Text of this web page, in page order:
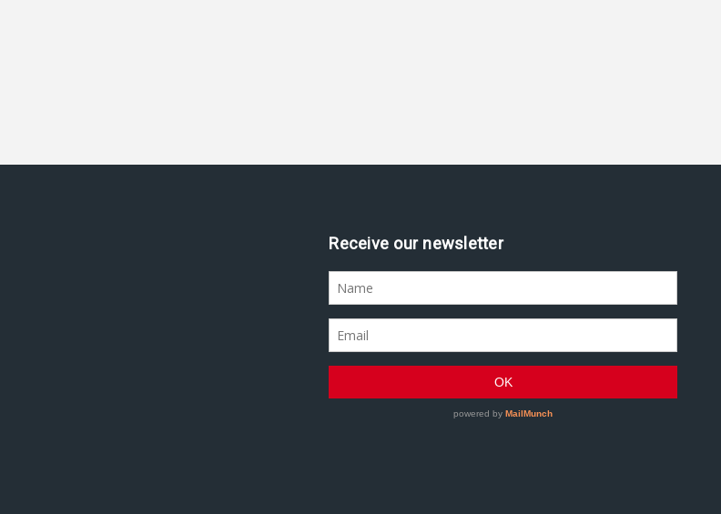
Receive our newsletter